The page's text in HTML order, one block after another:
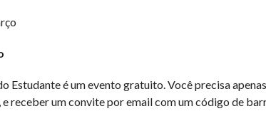
Estudante é um evento gratuito. Você precisa
e receber um convite por email com um código de